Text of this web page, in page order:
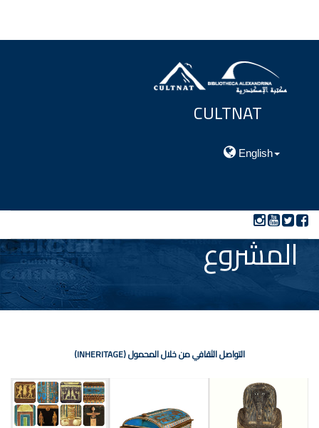
CULTNAT
English
المشروع
التواصل الثقافي من خلال المحمول (INHERITAGE)